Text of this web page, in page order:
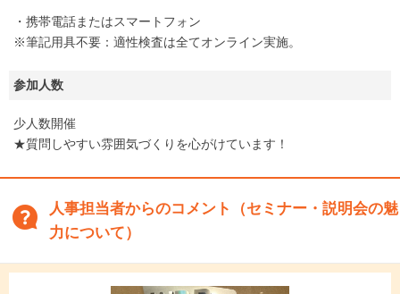
・携帯電話またはスマートフォン
※筆記用具不要：適性検査は全てオンライン実施。
参加人数
少人数開催
★質問しやすい雰囲気づくりを心がけています！
人事担当者からのコメント（セミナー・説明会の魅
力について）